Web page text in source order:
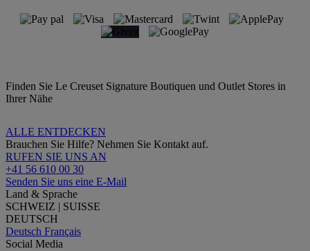
Finden Sie Le Creuset Signature Boutiquen und Outlet Stores in
Ihrer Nähe
ALLE ENTDECKEN
Brauchen Sie Hilfe? Nehmen Sie Kontakt auf.
RUFEN SIE UNS AN
+41 56 610 00 30
Senden Sie uns eine E-Mail
Land & Sprache
SCHWEIZ | SUISSE
DEUTSCH
Deutsch Français
Social Media